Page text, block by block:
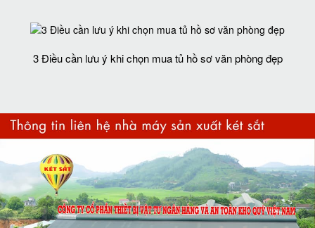
3 Điều cần lưu ý khi chọn mua tủ hồ sơ văn phòng đẹp